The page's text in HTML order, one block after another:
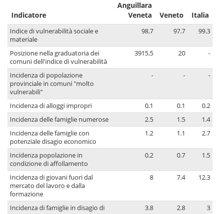
Indicatore
Anguillara
Veneta
Veneto Italia
Indice di vulnerabilità sociale e
materiale
98.7 97.7 99.3
Posizione nella graduatoria dei
comuni dell'indice di vulnerabilità
3915.5 20 -
Incidenza di popolazione
provinciale in comuni "molto
vulnerabili"
- - -
Incidenza di alloggi impropri 0.1 0.1
0.2
Incidenza delle famiglie numerose
2.5 1.5
1.4
Incidenza delle famiglie con
potenziale disagio economico
1.2 1.1 2.7
Incidenza popolazione in
condizione di affollamento
0.2 0.7 1.5
Incidenza di giovani fuori dal
mercato del lavoro e dalla
formazione
8 7.4 12.3
Incidenza di famiglie in disagio di
3.8 2.8 3